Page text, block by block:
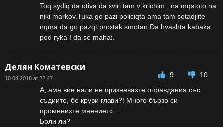
Toq sydiq da otiva da sviri tam v krichim , na mqstoto na
niki markov.Tuka go pazi policiqta ama tam sotadjiite
nqma da go pazqt prostak smotan.Da hvashta kabaka
pod ryka I da se mahat.
Делян Коматевски
10.04.2018 at 22:47 9
10
А, ама вие нали не признавахте оправдания със
съдиите, бе круви глави?! Много бързо си
променихте мнението….
Боли ли?